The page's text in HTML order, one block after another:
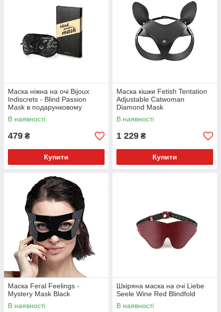
Маска ніжна на очі Bijoux
Indiscrets - Blind Passion
Mask в подарунковому
пакованні
В наявності
479 ₴
Купити
Маска кішки Fetish Tentation
Adjustable Catwoman
Diamond Mask
В наявності
1 229 ₴
Купити
Маска Feral Feelings -
Mystery Mask Black
В наявності
Шкіряна маска на очі Liebe
Seele Wine Red Blindfold
В наявності